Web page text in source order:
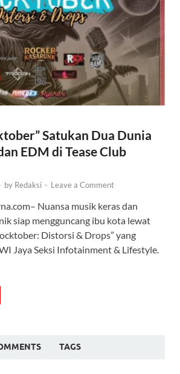
Satukan Dua Dunia
EDM di Tease Club
by Redaksi - Leave a Comment
Nuansa musik keras dan
siap mengguncang ibu kota lewat
Distorsi & Drops” yang
Jaya Seksi Infotainment & Lifestyle.
TAGS